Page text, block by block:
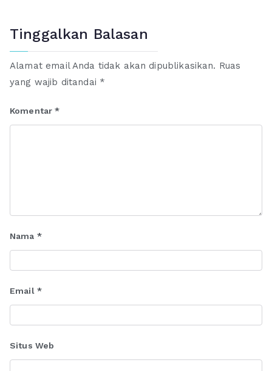
Tinggalkan Balasan
Alamat email Anda tidak akan dipublikasikan. Ruas
yang wajib ditandai *
Komentar*
Nama *
Email *
Situs Web